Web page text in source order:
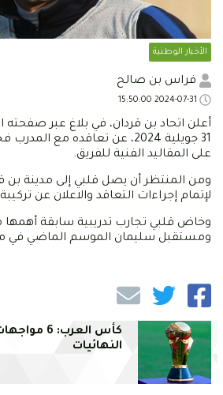
الأخبار الوطنية
فراس بن صالح
أعلن اتحاد بن قردان، في بلاغ عبر صفحته
31 جويلية 2024، عن تعاقده مع
على المقاليد الفنية للفريق.
ومن المنتظر أن يصل قلبي إلى مدينة بن
لإتمام إجراءات التعاقد والاعلان عن
وخاض قلبي تجارب تدريبية سابقة أهمها
ومستقبل سليمان الموسم الماضي في
كأس
النهائيات